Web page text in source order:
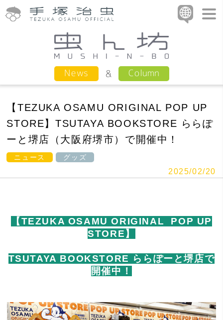
News Column
【TEZUKA OSAMU ORIGINAL POP UP
STORE】TSUTAYA BOOKSTORE ららぽ
ーと堺店（大阪府堺市）で開催中！
ニュース グッズ
2025/02/20
【TEZUKA OSAMU ORIGINAL POP UP
STORE】
TSUTAYA BOOKSTORE ららぽーと堺店で
開催中！